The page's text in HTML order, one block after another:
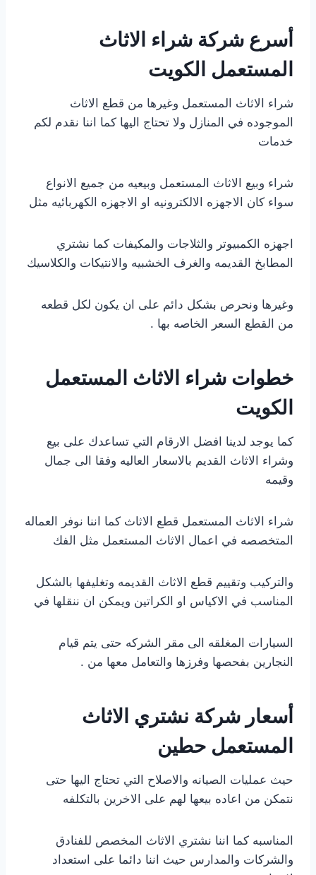
أسرع شركة شراء الاثاث
المستعمل الكويت
شراء الاثاث المستعمل وغيرها من قطع الاثاث
الموجوده في المنازل ولا تحتاج اليها كما اننا نقدم لكم
خدمات
شراء وبيع الاثاث المستعمل وبيعيه من جميع الانواع
سواء كان الاجهزه الالكترونيه او الاجهزه الكهربائيه مثل
اجهزه الكمبيوتر والثلاجات والمكيفات كما نشتري
المطابخ القديمه والغرف الخشبيه والانتيكات والكلاسيك
وغيرها ونحرص بشكل دائم على ان يكون لكل قطعه
من القطع السعر الخاصه بها .
خطوات شراء الاثاث المستعمل
الكويت
كما يوجد لدينا افضل الارقام التي تساعدك على بيع
وشراء الاثاث القديم بالاسعار العاليه وفقا الى جمال
وقيمه
شراء الاثاث المستعمل قطع الاثاث كما اننا نوفر العماله
المتخصصه في اعمال الاثاث المستعمل مثل الفك
والتركيب وتقييم قطع الاثاث القديمه وتغليفها بالشكل
المناسب في الاكياس او الكراتين ويمكن ان ننقلها في
السيارات المغلقه الى مقر الشركه حتى يتم قيام
النجارين بفحصها وفرزها والتعامل معها من .
أسعار شركة نشتري الاثاث
المستعمل حطين
حيث عمليات الصيانه والاصلاح التي تحتاج اليها حتى
نتمكن من اعاده بيعها لهم على الاخرين بالتكلفه
المناسبه كما اننا نشتري الاثاث المخصص للفنادق
والشركات والمدارس حيث اننا دائما على استعداد